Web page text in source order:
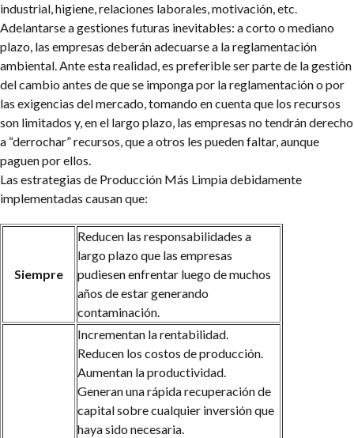
industrial, higiene, relaciones laborales, motivación, etc.
Adelantarse a gestiones futuras inevitables: a corto o mediano
plazo, las empresas deberán adecuarse a la reglamentación
ambiental. Ante esta realidad, es preferible ser parte de la gestión
del cambio antes de que se imponga por la reglamentación o por
las exigencias del mercado, tomando en cuenta que los recursos
son limitados y, en el largo plazo, las empresas no tendrán derecho
a “derrochar” recursos, que a otros les pueden faltar, aunque
paguen por ellos.
Las estrategias de Producción Más Limpia debidamente
implementadas causan que:
Siempre
Reducen las responsabilidades a
largo plazo que las empresas
pudiesen enfrentar luego de muchos
años de estar generando
contaminación.
Incrementan la rentabilidad.
Reducen los costos de producción.
Aumentan la productividad.
Generan una rápida recuperación de
capital sobre cualquier inversión que
haya sido necesaria.